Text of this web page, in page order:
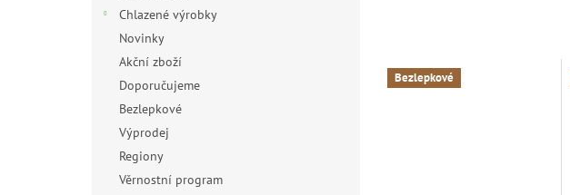
Chlazené výrobky
Novinky
Akční zboží
Doporučujeme
Bezlepkové
Výprodej
Regiony
Věrnostní program
Bezlepkové